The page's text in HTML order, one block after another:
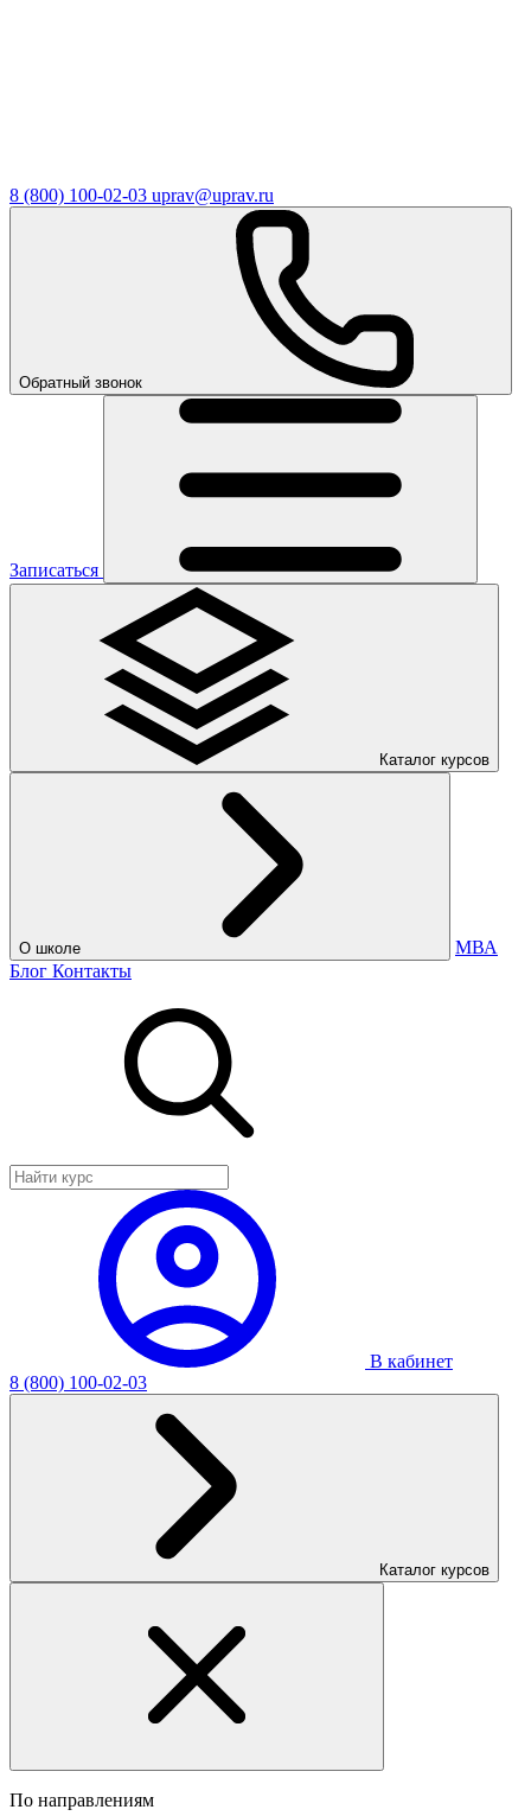
8 (800) 100-02-03 uprav@uprav.ru
Обратный звонок
Записаться
Каталог курсов
О школе
МВА
Блог Контакты
В кабинет
8 (800) 100-02-03
Каталог курсов
По направлениям